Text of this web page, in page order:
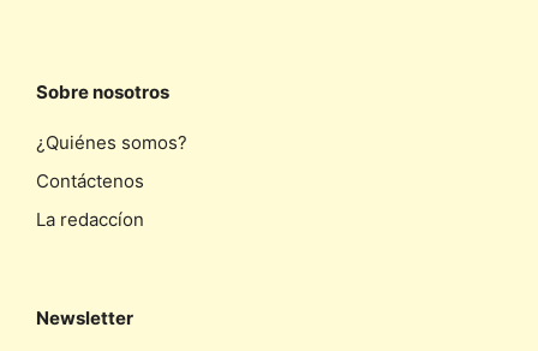
Sobre nosotros
¿Quiénes somos?
Contáctenos
La redaccíon
Newsletter